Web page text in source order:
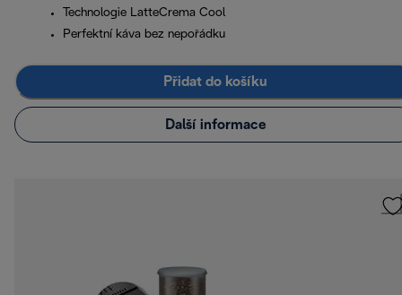
Technologie LatteCrema Cool
Perfektní káva bez nepořádku
Přidat do košíku
Další informace